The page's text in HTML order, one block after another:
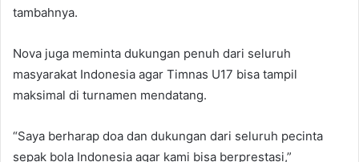
tambahnya.
Nova juga meminta dukungan penuh dari seluruh
masyarakat Indonesia agar Timnas U17 bisa tampil
maksimal di turnamen mendatang.
“Saya berharap doa dan dukungan dari seluruh pecinta
sepak bola Indonesia agar kami bisa berprestasi,”